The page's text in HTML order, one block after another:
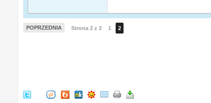
POPRZEDNIA Strona 2 z 2 1 2